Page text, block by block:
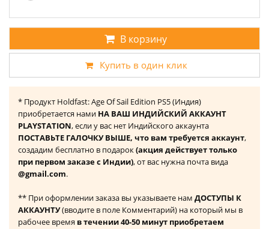
В корзину
Купить в один клик
* Продукт Holdfast: Age Of Sail Edition PS5 (Индия)
приобретается нами НА ВАШ ИНДИЙСКИЙ АККАУНТ
PLAYSTATION, если у вас нет Индийского аккаунта
ПОСТАВЬТЕ ГАЛОЧКУ ВЫШЕ, что вам требуется аккаунт,
создадим бесплатно в подарок(акция действует только
при первом заказе с Индии), от вас нужна почта вида
@gmail.com.
** При оформлении заказа вы указываете нам ДОСТУПЫ К
АККАУНТУ(вводите в поле Комментарий) на который мы в
рабочее время в течении 40-50 минут приобретаем